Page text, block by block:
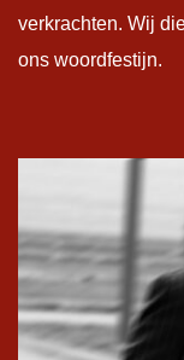
verkrachten. Wij
ons woordfestijn.